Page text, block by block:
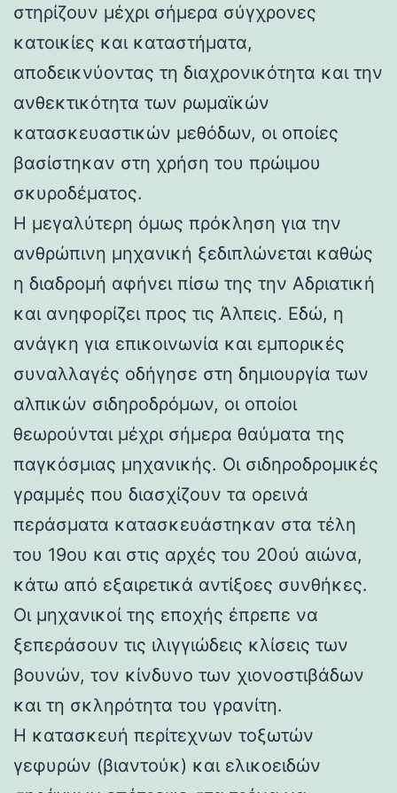
στηρίζουν μέχρι σήμερα σύγχρονες
κατοικίες και καταστήματα,
αποδεικνύοντας τη διαχρονικότητα και την
ανθεκτικότητα των ρωμαϊκών
κατασκευαστικών μεθόδων, οι οποίες
βασίστηκαν στη χρήση του πρώιμου
σκυροδέματος.
Η μεγαλύτερη όμως πρόκληση για την
ανθρώπινη μηχανική ξεδιπλώνεται καθώς
η διαδρομή αφήνει πίσω της την Αδριατική
και ανηφορίζει προς τις Άλπεις. Εδώ, η
ανάγκη για επικοινωνία και εμπορικές
συναλλαγές οδήγησε στη δημιουργία των
αλπικών σιδηροδρόμων, οι οποίοι
θεωρούνται μέχρι σήμερα θαύματα της
παγκόσμιας μηχανικής. Οι σιδηροδρομικές
γραμμές που διασχίζουν τα ορεινά
περάσματα κατασκευάστηκαν στα τέλη
του 19ου και στις αρχές του 20ού αιώνα,
κάτω από εξαιρετικά αντίξοες συνθήκες.
Οι μηχανικοί της εποχής έπρεπε να
ξεπεράσουν τις ιλιγγιώδεις κλίσεις των
βουνών, τον κίνδυνο των χιονοστιβάδων
και τη σκληρότητα του γρανίτη.
Η κατασκευή περίτεχνων τοξωτών
γεφυρών (βιαντούκ) και ελικοειδών